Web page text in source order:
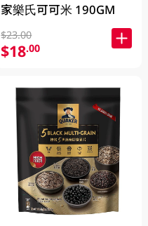
家樂氏可可米 190GM
$23.00
$18.00